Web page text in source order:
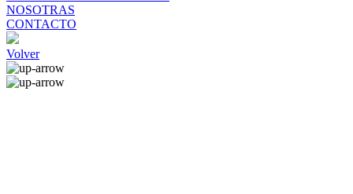
NOSOTRAS
CONTACTO
Volver